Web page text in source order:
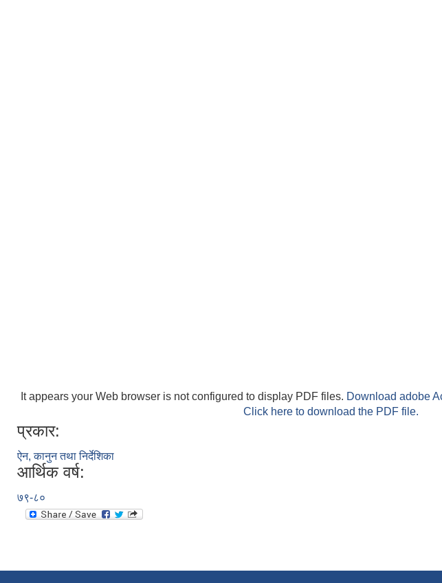
It appears your Web browser is not configured to display PDF files. Download adobe
Click here to download the PDF file.
प्रकार:
ऐन, कानुन तथा निर्देशिका
आर्थिक वर्ष:
७९-८०